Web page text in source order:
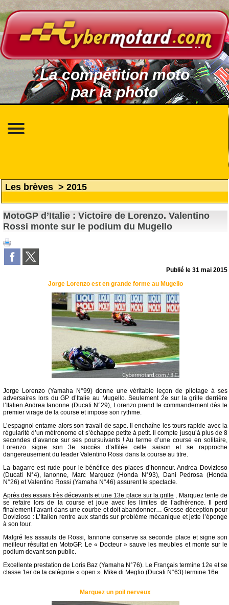
La compétition moto
par la photo
Les brèves > 2015
MotoGP d’Italie : Victoire de Lorenzo. Valentino
Rossi monte sur le podium du Mugello
Publié le31 mai 2015
Jorge Lorenzo est en grande forme au Mugello
Jorge Lorenzo (Yamaha N°99) donne une véritable leçon de pilotage à ses
adversaires lors du GP d’Italie au Mugello. Seulement 2e sur la grille derrière
l’Italien Andrea Ianonne (Ducati N°29), Lorenzo prend le commandement dès le
premier virage de la course et impose son rythme.
L’espagnol entame alors son travail de sape. Il enchaîne les tours rapide avec la
régularité d’un métronome et s’échappe petite à petit. Il compte jusqu’à plus de 8
secondes d’avance sur ses poursuivants ! Au terme d’une course en solitaire,
Lorenzo signe son 3e succès d’affilée cette saison et se rapproche
dangereusement du leader Valentino Rossi dans la course au titre.
La bagarre est rude pour le bénéfice des places d’honneur. Andrea Dovizioso
(Ducati N°4), Ianonne, Marc Marquez (Honda N°93), Dani Pedrosa (Honda
N°26) et Valentino Rossi (Yamaha N°46) assurent le spectacle.
Après des essais très décevants et une 13e place sur la grille , Marquez tente de
se refaire lors de la course et joue avec les limites de l’adhérence. Il perd
finalement l’avant dans une courbe et doit abandonner… Grosse déception pour
Dovizioso : L’Italien rentre aux stands sur problème mécanique et jette l’éponge
à son tour.
Malgré les assauts de Rossi, Iannone conserve sa seconde place et signe son
meilleur résultat en MotoGP. Le « Docteur » sauve les meubles et monte sur le
podium devant son public.
Excellente prestation de Loris Baz (Yamaha N°76). Le Français termine 12e et se
classe 1er de la catégorie « open ». Mike di Meglio (Ducati N°63) termine 16e.
Marquez un poil nerveux